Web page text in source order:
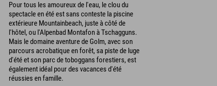
Pour tous les amoureux de l'eau, le clou du
spectacle en été est sans conteste la piscine
extérieure Mountainbeach, juste à côté de
l'hôtel, ou l'Alpenbad Montafon à Tschagguns.
Mais le domaine aventure de Golm, avec son
parcours acrobatique en forêt, sa piste de luge
d'été et son parc de toboggans forestiers, est
également idéal pour des vacances d'été
réussies en famille.